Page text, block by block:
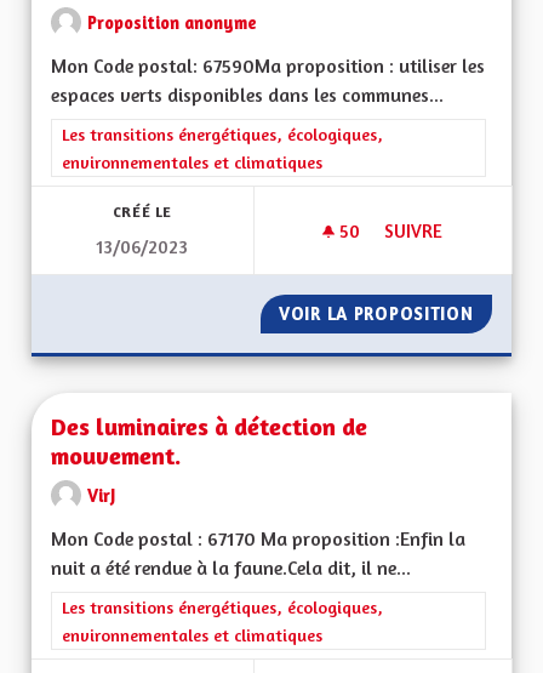
Proposition anonyme
Mon Code postal: 67590Ma proposition : utiliser les
espaces verts disponibles dans les communes...
Filtrer les résultats de la catégorie : Les transitions
Les transitions énergétiques, écologiques,
environnementales et climatiques
CRÉÉ LE
13/06/2023
50 50 ABONNÉS
SUIVRE
VOIR LA PROPOSITION
Des luminaires à détection de
mouvement.
VirJ
Mon Code postal : 67170 Ma proposition :Enfin la
nuit a été rendue à la faune.Cela dit, il ne...
Filtrer les résultats de la catégorie : Les transitions
Les transitions énergétiques, écologiques,
environnementales et climatiques